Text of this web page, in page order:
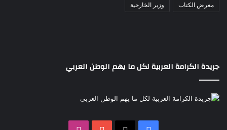
معرض الكتاب وزير الخارجية
جريدة الكرامة العربية لكل ما يهم الوطن العربي